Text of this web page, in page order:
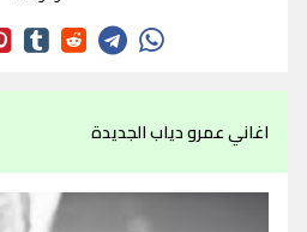
اغاني عمرو دياب الجديدة